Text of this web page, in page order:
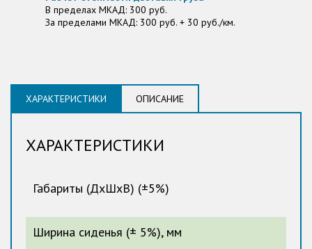
В пределах МКАД: 300 руб.
За пределами МКАД: 300 руб. + 30 руб./км.
ХАРАКТЕРИСТИКИ ОПИСАНИЕ
ХАРАКТЕРИСТИКИ
Габариты (ДхШхВ) (±5%)
Ширина сиденья (± 5%), мм